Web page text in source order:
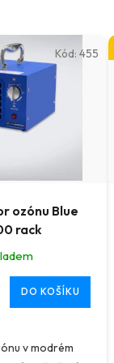
ozónu Blue
rack
DO KOŠÍKU
v modrém
Kód: 455